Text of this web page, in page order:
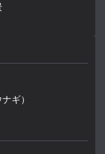
ギ）